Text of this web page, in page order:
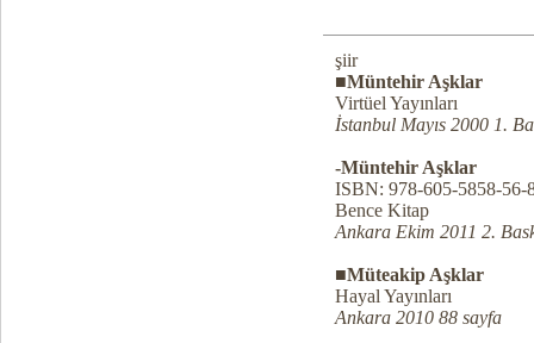
şiir
■Müntehir Aşklar
Virtüel Yayınları
İstanbul Mayıs 2000 1.
-Müntehir Aşklar
ISBN: 978-605-5858-56-
Bence Kitap
Ankara Ekim 2011 2.
■Müteakip Aşklar
Hayal Yayınları
Ankara 2010 88 sayfa